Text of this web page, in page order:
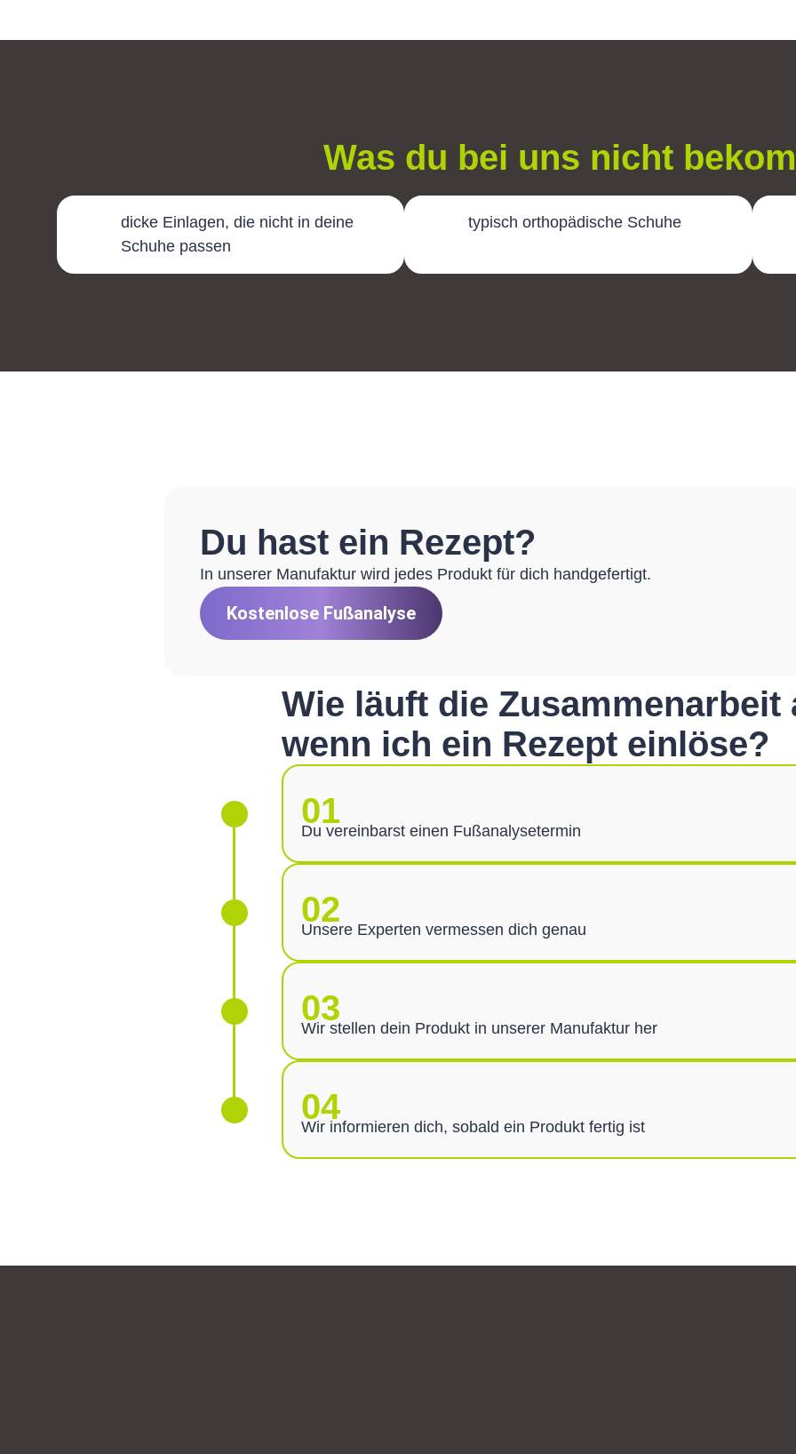
Was du bei uns nicht
dicke Einlagen, die nicht in deine
Schuhe passen
typisch orthopädische Schuhe
Du hast ein Rezept?
In unserer Manufaktur wird jedes Produkt für dich handgefertigt.
Kostenlose Fußanalyse
Wie läuft die Zusammen­arbeit
wenn ich ein Rezept einlöse?
01
Du vereinbarst einen Fußanalysetermin
02
Unsere Experten vermessen dich genau
03
Wir stellen dein Produkt in unserer Manufaktur her
04
Wir informieren dich, sobald ein Produkt fertig ist